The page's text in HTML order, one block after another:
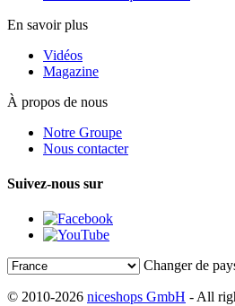
En savoir plus
Vidéos
Magazine
À propos de nous
Notre Groupe
Nous contacter
Suivez-nous sur
Changer de
© 2010-2026 niceshops GmbH - All